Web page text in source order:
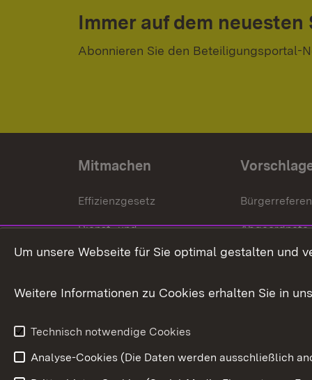
Immer auf dem neuesten
Abonnieren Sie den Beteiligungsportal-
Mitmachen
Effizienzgesetz
Dienst- und
Versorgungsbezüge
Weitere
Abgeordnete
Um unsere Webseite für Sie optimal gestalten und
Weitere Informationen zu Cookies erhalten Sie in
Technisch notwendige Cookies
Analyse-Cookies (Die Daten werden ausschließlich